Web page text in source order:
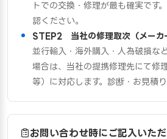
トでの交換・修理が最も確実です
認ください。
STEP2 当社の修理取次（メーカ
並行輸入・海外購入・人為破損な
場合は、当社の提携修理先にて修
等）に対応します。診断・お見積り
お問い合わせ時にご記入いた